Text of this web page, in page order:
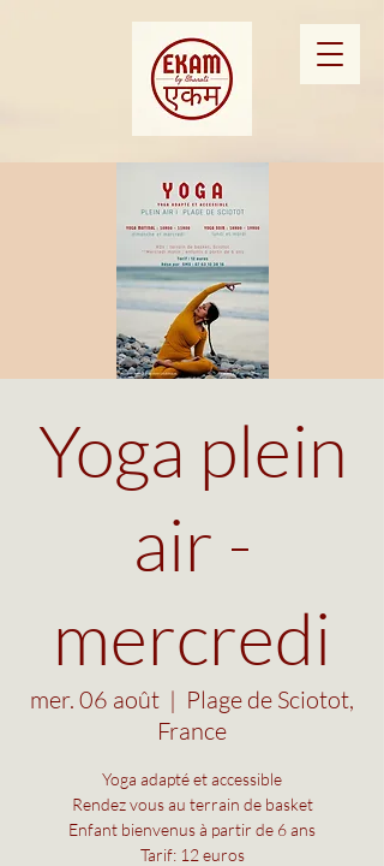
Yoga plein
air -
mercredi
mer. 06 août
  |
Plage de Sciotot,
France
Yoga adapté et accessible
Rendez vous au terrain de basket
Enfant bienvenus à partir de 6 ans
Tarif: 12 euros